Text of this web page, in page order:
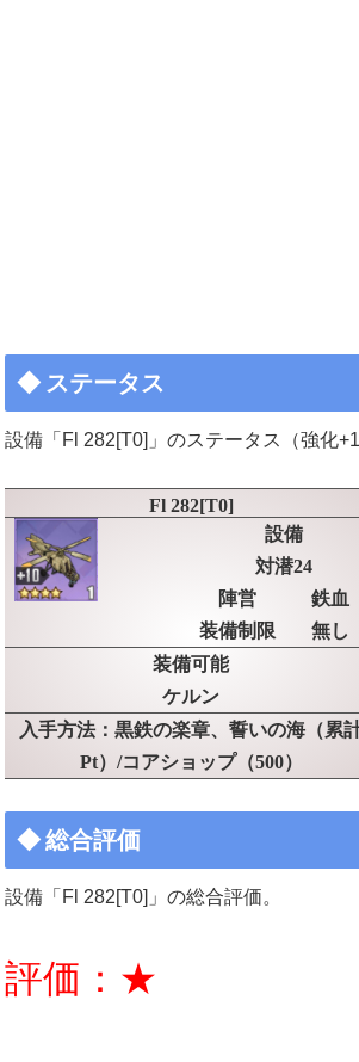
ステータス
設備「Fl 282[T0]」のステータス（強化
Fl 282[T0]
設備
対潜24
陣営
鉄血
装備制限
無し
装備可能
ケルン
入手方法：黒鉄の楽章、誓いの海（累
Pt）/コアショップ（500）
総合評価
設備「Fl 282[T0]」の総合評価。
評価：★